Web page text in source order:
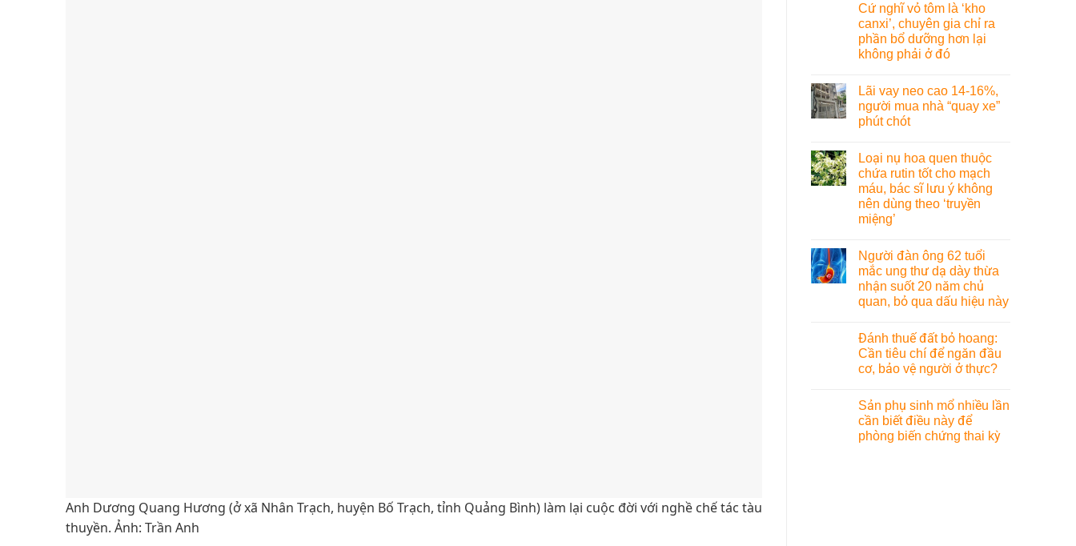
Anh Dương Quang Hương (ở xã Nhân Trạch, huyện Bố Trạch, tỉnh Quảng Bình) làm lại cuộc đời với nghề chế tác tàu
thuyền. Ảnh: Trần Anh
Cứ nghĩ vỏ tôm là ‘kho
canxi’, chuyên gia chỉ ra
phần bổ dưỡng hơn lại
không phải ở đó
Lãi vay neo cao 14-16%,
người mua nhà “quay xe”
phút chót
Loại nụ hoa quen thuộc
chứa rutin tốt cho mạch
máu, bác sĩ lưu ý không
nên dùng theo ‘truyền
miệng’
Người đàn ông 62 tuổi
mắc ung thư dạ dày thừa
nhận suốt 20 năm chủ
quan, bỏ qua dấu hiệu này
Đánh thuế đất bỏ hoang:
Cần tiêu chí để ngăn đầu
cơ, bảo vệ người ở thực?
Sản phụ sinh mổ nhiều lần
cần biết điều này để
phòng biến chứng thai kỳ